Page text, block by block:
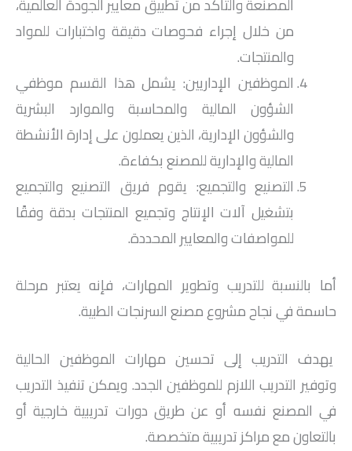
من خلال إجراء فحوصات دقيقة واختبارات للمواد
والمنتجات.
الموظفين الإداريين: يشمل هذا القسم موظفي
الشؤون المالية والمحاسبة والموارد البشرية
والشؤون الإدارية، الذين يعملون على إدارة الأنشطة
المالية والإدارية للمصنع بكفاءة.
التصنيع والتجميع: يقوم فريق التصنيع والتجميع
بتشغيل آلات الإنتاج وتجميع المنتجات بدقة وفقًا
للمواصفات والمعايير المحددة.
أما بالنسبة للتدريب وتطوير المهارات، فإنه يعتبر مرحلة
حاسمة في نجاح مشروع مصنع السرنجات الطبية.
يهدف التدريب إلى تحسين مهارات الموظفين الحالية
وتوفير التدريب اللازم للموظفين الجدد. ويمكن تنفيذ التدريب
في المصنع نفسه أو عن طريق دورات تدريبية خارجية أو
بالتعاون مع مراكز تدريبية متخصصة.